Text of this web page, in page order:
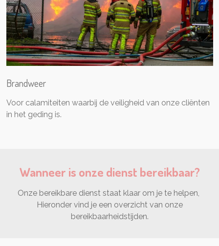
Brandweer
Voor calamiteiten waarbij de veiligheid van onze cliënten
in het geding is.
Wanneer is onze dienst bereikbaar?
Onze bereikbare dienst staat klaar om je te helpen,
Hieronder vind je een overzicht van onze
bereikbaarheidstijden.